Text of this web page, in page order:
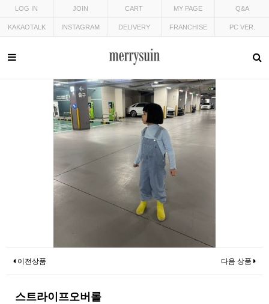
LOG IN JOIN CART MY PAGE Q&A
KAKAOTALK INSTAGRAM DELIVERY FRANCHISE PC VER.
이전상품 다음 상품
스트라이프오버롤